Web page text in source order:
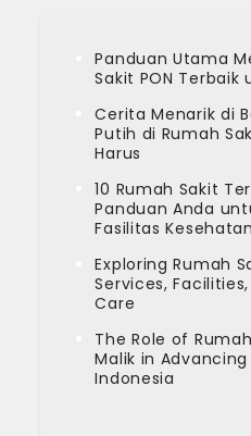
Panduan Utama
Sakit PON Terbaik
Cerita Menarik di
Putih di Rumah
Harus
10 Rumah Sakit
Panduan Anda
Fasilitas
Exploring Rumah
Services,
Care
The Role of
Malik in
Indonesia